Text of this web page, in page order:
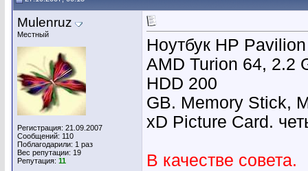
Mulenruz
Местный
Регистрация: 21.09.2007
Сообщений: 110
Поблагодарили: 1 раз
Вес репутации: 19
Репутация: 11
Ноутбук HP
AMD Turion 64, 2.2
HDD 200
GB. Memory Stick,
xD Picture Card.
В качестве совета.